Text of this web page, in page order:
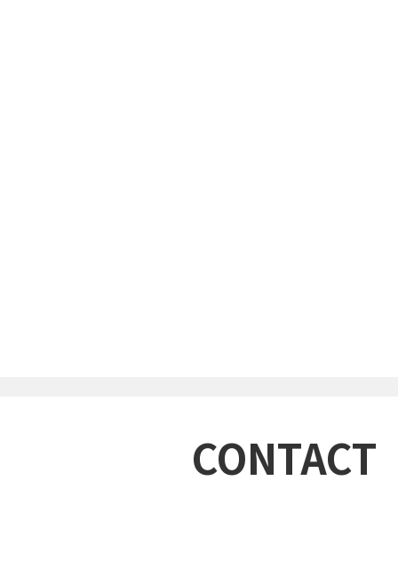
CONTACT